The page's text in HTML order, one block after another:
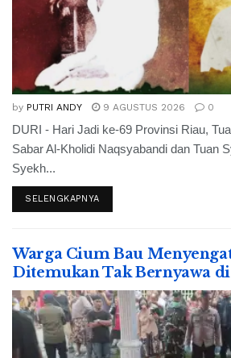
by PUTRI ANDY 9 AGUSTUS 2026 0
DURI - Hari Jadi ke-69 Provinsi Riau,
Sabar Al-Kholidi Naqsyabandi dan Tuan
Syekh...
SELENGKAPNYA
Warga Cium Bau
Ditemukan Tak Bernyawa